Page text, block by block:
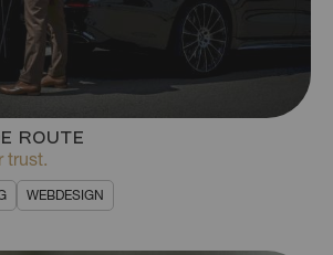
ROUTE
trust.
WEBDESIGN